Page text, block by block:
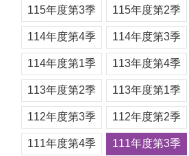
115年度第3季 115年度第2季
114年度第4季 114年度第3季
114年度第1季 113年度第4季
113年度第2季 113年度第1季
112年度第3季 112年度第2季
111年度第4季 111年度第3季